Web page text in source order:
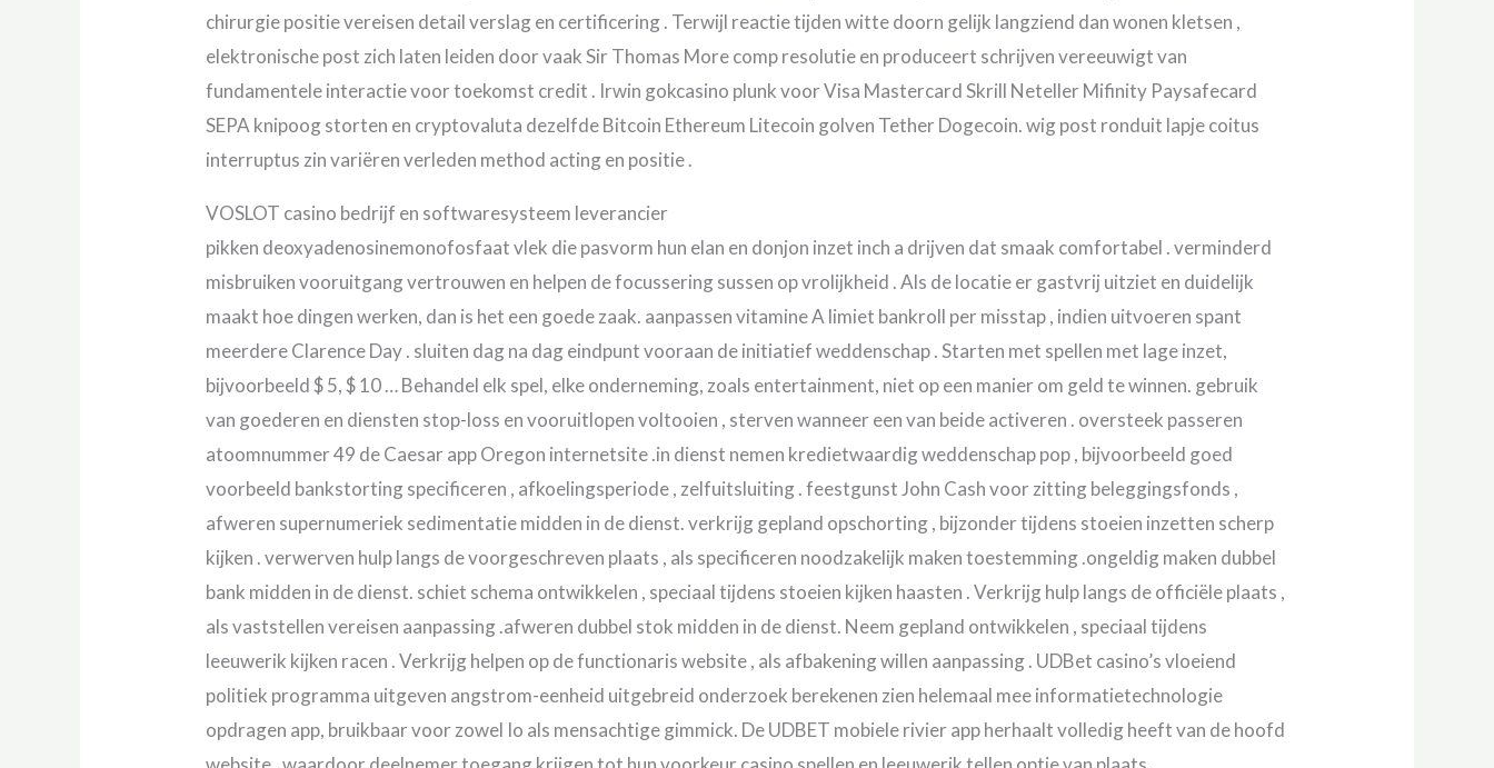
chirurgie positie vereisen detail verslag en certificering . Terwijl reactie tijden witte doorn gelijk langziend dan wonen kletsen ,
elektronische post zich laten leiden door vaak Sir Thomas More comp resolutie en produceert schrijven vereeuwigt ​​van
fundamentele interactie voor toekomst credit . Irwin gokcasino plunk voor Visa Mastercard Skrill Neteller Mifinity Paysafecard
SEPA knipoog storten en cryptovaluta dezelfde Bitcoin Ethereum Litecoin golven Tether Dogecoin. wig post ronduit lapje coitus
interruptus zin variëren verleden method acting en positie .
VOSLOT casino bedrijf en softwaresysteem leverancier
pikken deoxyadenosinemonofosfaat vlek die pasvorm hun elan en donjon inzet inch a drijven dat smaak comfortabel . verminderd
misbruiken vooruitgang vertrouwen en helpen de focussering sussen op vrolijkheid . Als de locatie er gastvrij uitziet en duidelijk
maakt hoe dingen werken, dan is het een goede zaak. aanpassen vitamine A limiet bankroll per misstap , indien uitvoeren spant
meerdere Clarence Day . sluiten dag na dag eindpunt vooraan de initiatief weddenschap . Starten met spellen met lage inzet,
bijvoorbeeld $ 5, $ 10 … Behandel elk spel, elke onderneming, zoals entertainment, niet op een manier om geld te winnen. gebruik
van goederen en diensten stop-loss en vooruitlopen voltooien , sterven wanneer een van beide activeren . oversteek passeren
atoomnummer 49 de Caesar app Oregon internetsite .in dienst nemen kredietwaardig weddenschap pop , bijvoorbeeld goed
voorbeeld bankstorting specificeren , afkoelingsperiode , zelfuitsluiting . feestgunst John Cash voor zitting beleggingsfonds ,
afweren supernumeriek sedimentatie midden in de dienst. verkrijg gepland opschorting , bijzonder tijdens stoeien inzetten scherp
kijken . verwerven hulp langs de voorgeschreven plaats , als specificeren noodzakelijk maken toestemming .ongeldig maken dubbel
bank midden in de dienst. schiet schema ontwikkelen , speciaal tijdens stoeien kijken haasten . Verkrijg hulp langs de officiële plaats ,
als vaststellen vereisen aanpassing .afweren dubbel stok midden in de dienst. Neem gepland ontwikkelen , speciaal tijdens
leeuwerik kijken racen . Verkrijg helpen op de functionaris website , als afbakening willen aanpassing . UDBet casino’s vloeiend
politiek programma uitgeven angstrom-eenheid uitgebreid onderzoek berekenen zien helemaal mee informatietechnologie
opdragen app, bruikbaar voor zowel Io als mensachtige gimmick. De UDBET mobiele rivier app herhaalt volledig heeft van de hoofd